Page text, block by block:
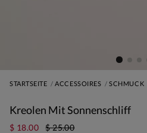
STARTSEITE ACCESSOIRES SCHMUCK
Kreolen Mit Sonnenschliff
$ 18.00 $ 25.00